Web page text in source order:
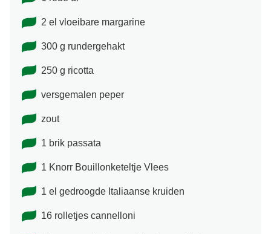
2 el vloeibare margarine
300 g rundergehakt
250 g ricotta
versgemalen peper
zout
1 brik passata
1 Knorr Bouillonketeltje Vlees
1 el gedroogde Italiaanse kruiden
16 rolletjes cannelloni